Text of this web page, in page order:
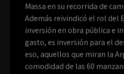
Massa en su recorrida de
Además reivindicó el rol del
inversión en obra pública e
gasto, es inversión para el
eso, aquellos que miran la
comodidad de las 60